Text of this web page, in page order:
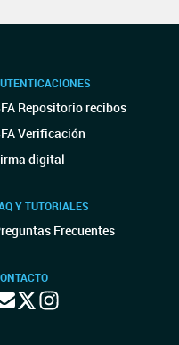
Repositorio recibos
Verificación
digital
Y TUTORIALES
Frecuentes